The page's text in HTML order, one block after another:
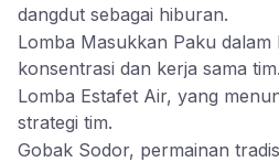
dangdut sebagai hiburan.
Lomba Masukkan Paku dalam
konsentrasi dan kerja sama tim.
Lomba Estafet Air, yang
strategi tim.
Gobak Sodor, permainan